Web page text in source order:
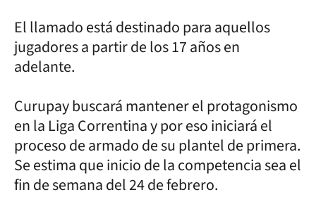
El llamado está destinado para aquellos
jugadores a partir de los 17 años en
adelante.
Curupay buscará mantener el protagonismo
en la Liga Correntina y por eso iniciará el
proceso de armado de su plantel de primera.
Se estima que inicio de la competencia sea el
fin de semana del 24 de febrero.